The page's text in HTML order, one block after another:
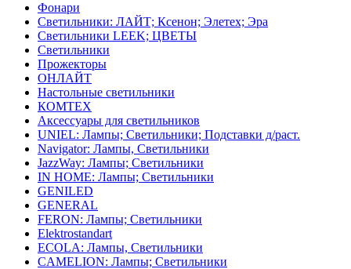
Фонари
Светильники: ЛАЙТ; Ксенон; Элетех; Эра
Светильники LEEK; ЦВЕТЫ
Светильники
Прожекторы
ОНЛАЙТ
Настольные светильники
КОМТЕХ
Аксессуары для светильников
UNIEL: Лампы; Светильники; Подставки д/раст.
Navigator: Лампы, Светильники
JazzWay: Лампы; Светильники
IN HOME: Лампы; Светильники
GENILED
GENERAL
FERON: Лампы; Светильники
Elektrostandart
ECOLA: Лампы, Светильники
CAMELION: Лампы; Светильники